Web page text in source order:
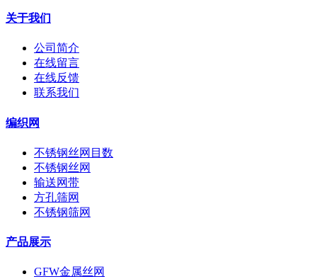
关于我们
公司简介
在线留言
在线反馈
联系我们
编织网
不锈钢丝网目数
不锈钢丝网
输送网带
方孔筛网
不锈钢筛网
产品展示
GFW金属丝网